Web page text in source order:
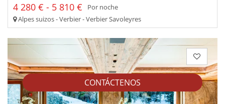
CONTÁCTENOS
4 280 € - 5 810 €
Por noche
Alpes suizos - Verbier - Verbier Savoleyres